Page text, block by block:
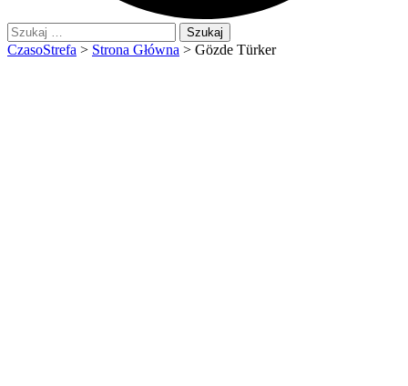
Szukaj:
CzasoStrefa > Strona Główna > Gözde Türker